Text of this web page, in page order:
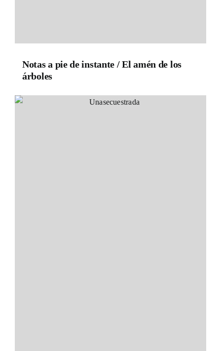
Notas a pie de instante / El amén de los
árboles